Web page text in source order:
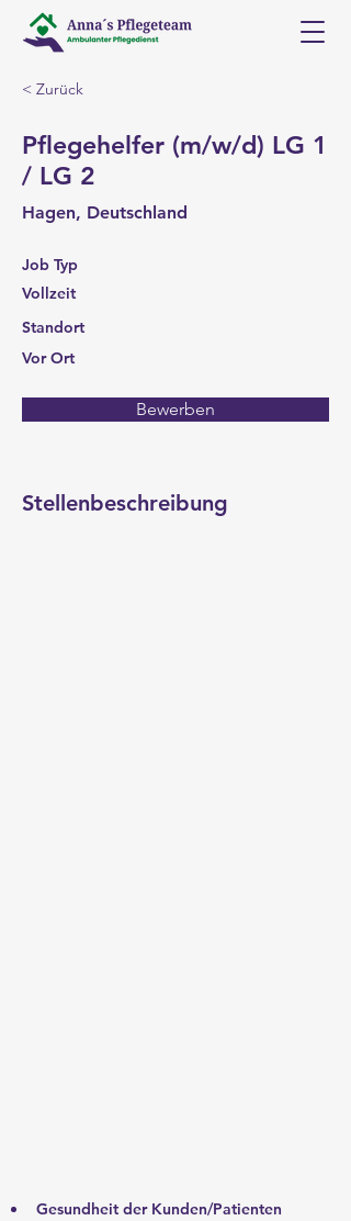
< Zurück
Pflegehelfer (m/w/d) LG 1
/ LG 2
Hagen, Deutschland
Job Typ
Vollzeit
Standort
Vor Ort
Bewerben
Stellenbeschreibung
Gesundheit der Kunden/Patienten